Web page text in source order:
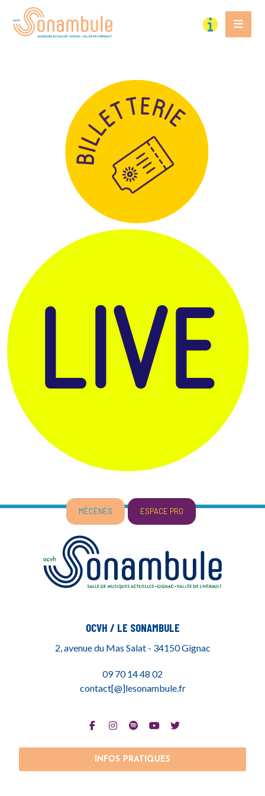
ESPACE PRO
MÉCÈNES
OCVH / LE SONAMBULE
2, avenue du Mas Salat - 34150 Gignac
09 70 14 48 02
contact[@]lesonambule.fr
INFOS PRATIQUES